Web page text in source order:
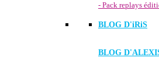
- Pack replays
BLOG D'iRiS
BLOG